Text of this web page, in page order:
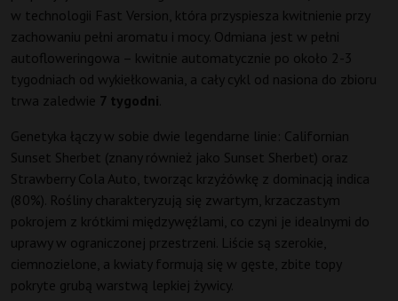
w technologii Fast Version, która przyspiesza kwitnienie przy
zachowaniu pełni aromatu i mocy. Odmiana jest w pełni
autofloweringowa – kwitnie automatycznie po około 2-3
tygodniach od wykiełkowania, a cały cykl od nasiona do zbioru
trwa zaledwie 7 tygodni
Genetyka łączy w sobie dwie legendarne linie: Californian
Sunset Sherbet (znany również jako Sunset Sherbet) oraz
Strawberry Cola Auto, tworząc krzyżówkę z dominacją indica
(80%). Rośliny charakteryzują się zwartym, krzaczastym
pokrojem z krótkimi międzywęźlami, co czyni je idealnymi do
uprawy w ograniczonej przestrzeni. Liście są szerokie,
ciemnozielone, a kwiaty formują się w gęste, zbite topy
pokryte grubą warstwą lepkiej żywicy.